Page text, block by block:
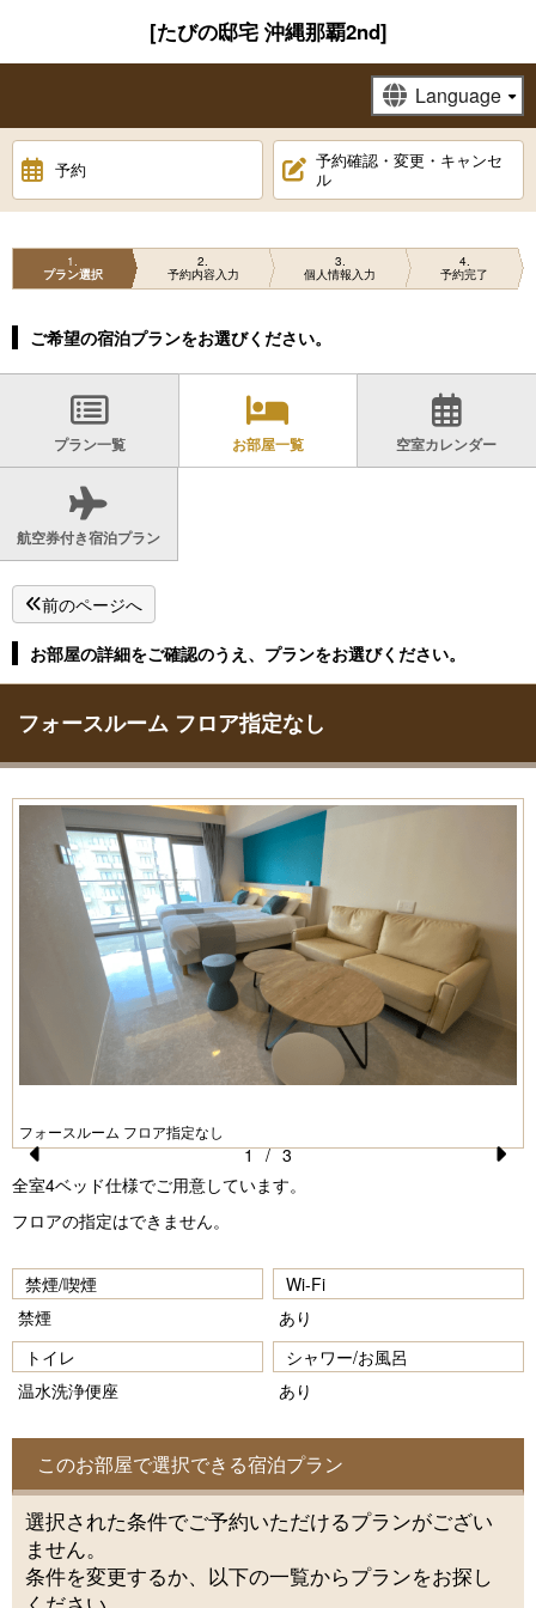
[たびの邸宅 沖縄那覇2nd]
予約
予約確認・変更・キャンセ
ル
1
プラン選択
2
予約内容入力
3
個人情報入力
4
予約完了
ご希望の宿泊プランをお選びください。
プラン一覧 お部屋一覧 空室カレンダー
航空券付き宿泊プラン
前のページへ
お部屋の詳細をご確認のうえ、プランをお選びください。
フォースルーム フロア指定なし
Pr
e
o
u
s
フォースルーム フロア指定なし
1 / 3
全室4ベッド仕様でご用意しています。
フロアの指定はできません。
禁煙/喫煙
禁煙
Wi-Fi
あり
トイレ
温水洗浄便座
シャワー/お風呂
あり
このお部屋で選択できる宿泊プラン
選択された条件でご予約いただけるプランがござい
ません。
条件を変更するか、以下の一覧からプランをお探し